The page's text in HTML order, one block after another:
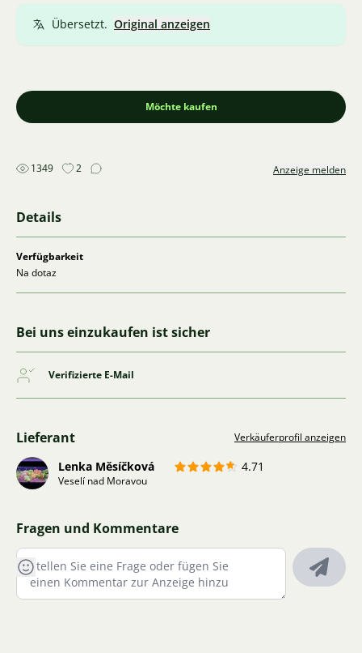
Übersetzt. Original anzeigen
Möchte kaufen
1349 2 Anzeige melden
Details
Verfügbarkeit
Na dotaz
Bei uns einzukaufen ist sicher
Verifizierte E-Mail
Lieferant Verkäuferprofil anzeigen
Lenka Měsíčková 4.71
Veselí nad Moravou
Fragen und Kommentare